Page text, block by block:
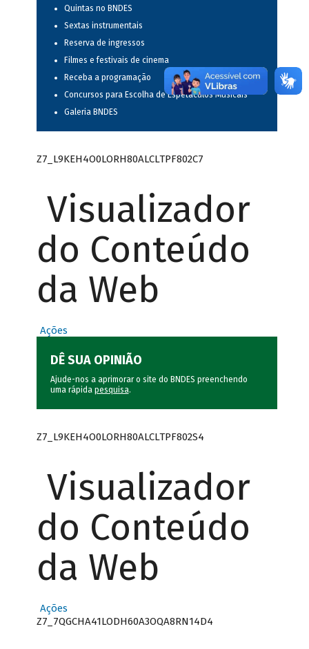
Quintas no BNDES
Sextas instrumentais
Reserva de ingressos
Filmes e festivais de cinema
Receba a programação
Concursos para Escolha de Espetáculos Musicais
Galeria BNDES
Z7_L9KEH4O0LORH80ALCLTPF802C7
Visualizador
do Conteúdo
da Web
Ações
DÊ SUA OPINIÃO
Ajude-nos a aprimorar o site do BNDES preenchendo
uma rápida pesquisa.
Z7_L9KEH4O0LORH80ALCLTPF802S4
Visualizador
do Conteúdo
da Web
Ações
Z7_7QGCHA41LODH60A3OQA8RN14D4